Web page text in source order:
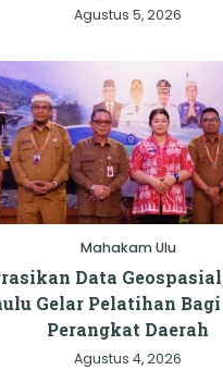
Agustus 5, 2026
Mahakam Ulu
Data
Gelar Pelatihan
Perangkat Daerah
Agustus 4, 2026